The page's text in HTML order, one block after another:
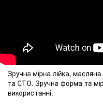
Зручна мірна лійка,
та СТО. Зручна форма та
використанні.